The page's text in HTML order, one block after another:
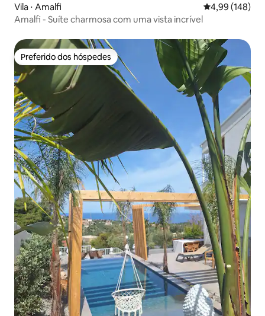
Vila ⋅ Amalfi 4,99 de uma
4,99 (148)
Amalfi - Suíte charmosa com uma vista incrível
Preferido dos hóspedes
Preferido dos hóspedes